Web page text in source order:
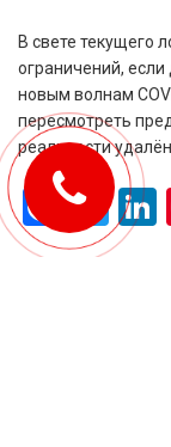
В свете текущего
ограничений,
новым волнам
пересмотреть
реальности